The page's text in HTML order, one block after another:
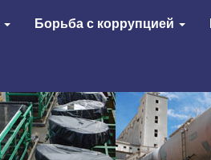
Борьба с коррупцией